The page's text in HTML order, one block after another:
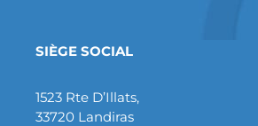
SIÈGE SOCIAL
1523 Rte D’Illats,
33720 Landiras